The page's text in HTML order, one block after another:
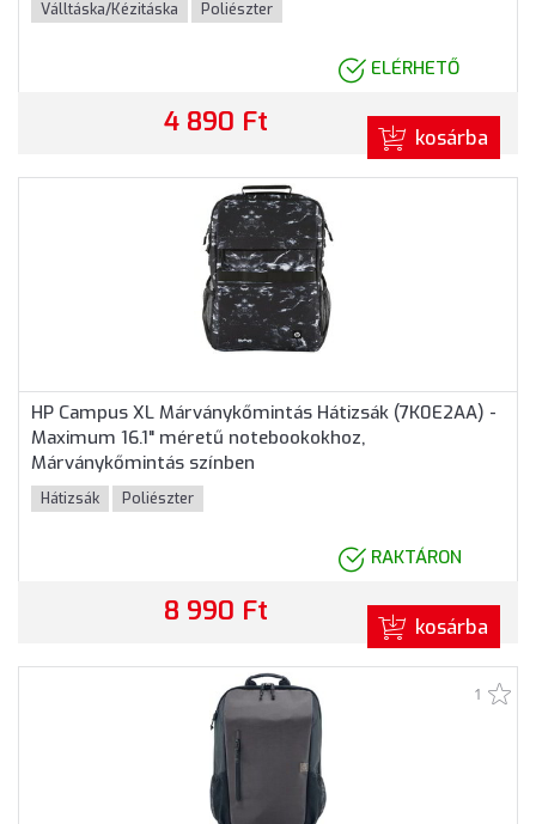
Válltáska/Kézitáska Poliészter
ELÉRHETŐ
4 890 Ft kosárba
HP Campus XL Márványkőmintás Hátizsák (7K0E2AA) -
Maximum 16.1" méretű notebookokhoz,
Márványkőmintás színben
Hátizsák Poliészter
RAKTÁRON
8 990 Ft kosárba
1